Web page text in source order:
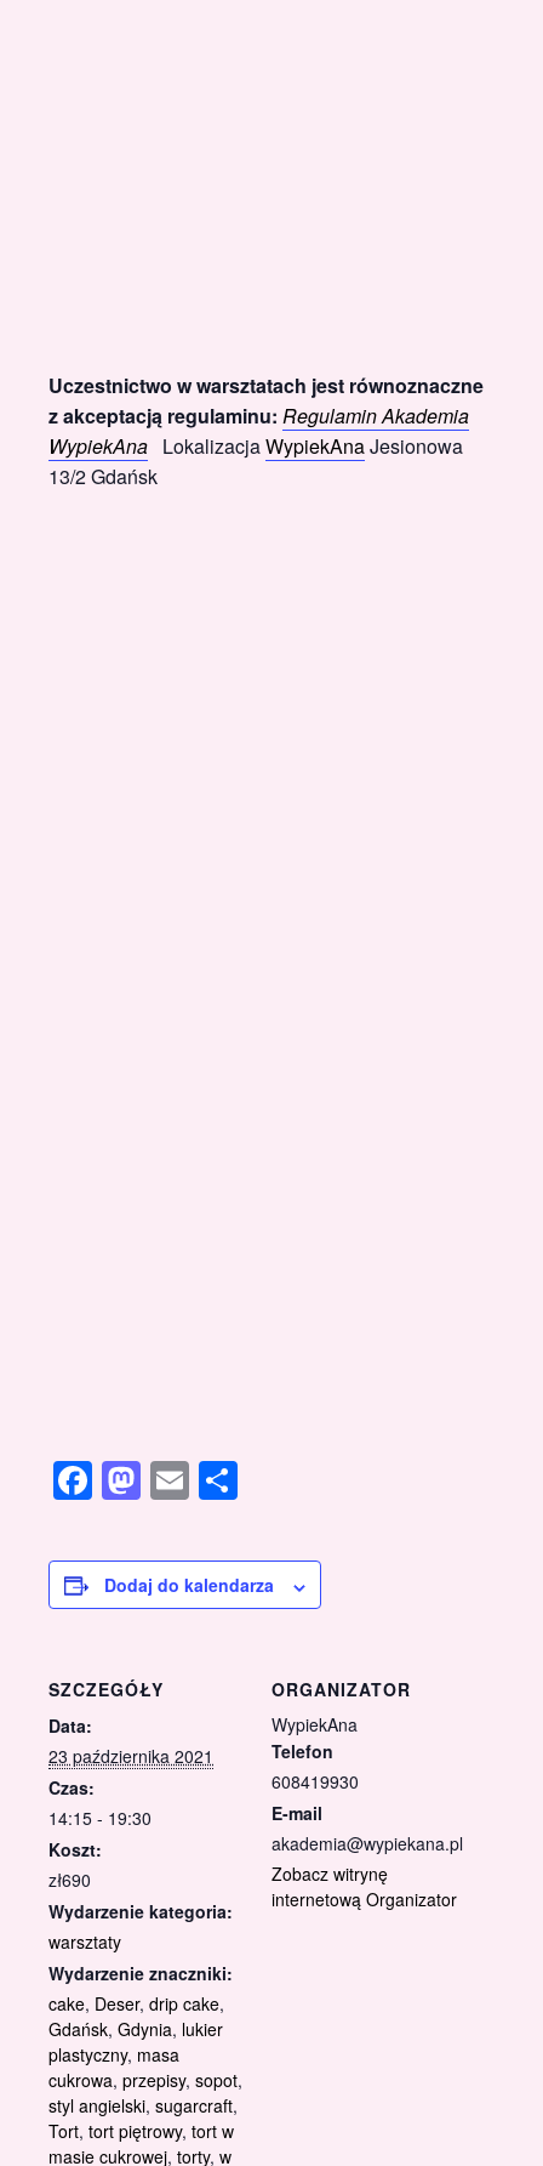
Uczestnictwo w warsztatach jest równoznaczne
z akceptacją regulaminu: Regulamin Akademia
WypiekAna LokalizacjaWypiekAnaJesionowa
13/2 Gdańsk
Facebook
Mastodon
Email
Dodaj do kalendarza
SZCZEGÓŁY
Data:
23 października 2021
Czas:
14:15 - 19:30
Koszt:
zł690
Wydarzenie kategoria:
warsztaty
Wydarzenie znaczniki:
cake, Deser, drip cake,
Gdańsk, Gdynia, lukier
plastyczny, masa
cukrowa, przepisy, sopot,
styl angielski, sugarcraft,
Tort, tort piętrowy, tort w
masie cukrowej, torty, w
ORGANIZATOR
WypiekAna
Telefon
608419930
E-mail
akademia@wypiekana.pl
Zobacz witrynę
internetową Organizator